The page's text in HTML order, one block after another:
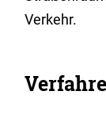
Verkehr.